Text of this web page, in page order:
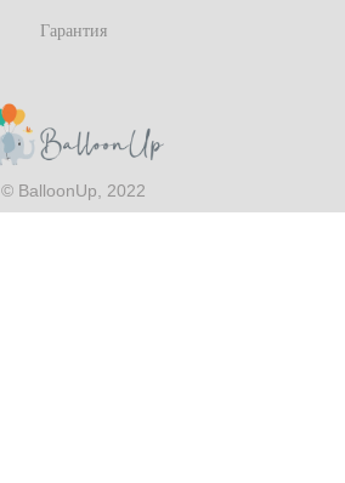
Гарантия
© BalloonUp, 2022